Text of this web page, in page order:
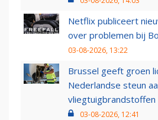
Netflix publiceert
over problemen bij
03-08-2026, 13:22
Brussel geeft groen
Nederlandse steun
vliegtuigbrandstoffen
03-08-2026, 12:41